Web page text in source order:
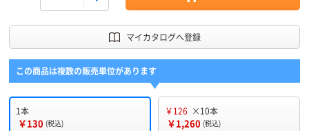
マイカタログへ登録
この商品は複数の販売単位があります
1本
￥130 (税込)
￥126 ×10本
￥1,260 (税込)